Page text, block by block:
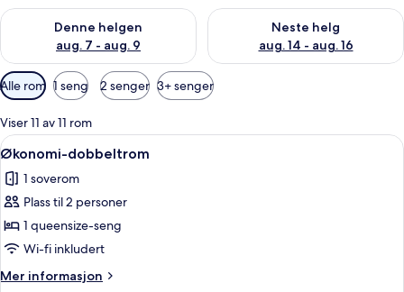
Denne helgen
aug. 7 - aug. 9
Sjekk tilgjengelighet for denne helgen, aug. 7 - aug. 9
Neste helg
aug. 14 - aug. 16
Sjekk tilgjengelighet for neste
Tilgjengelige
filtre
for
rom
Alle rom 1 seng 2 senger 3+ senger
Viser 11 av 11 rom
Åpne
alle
bildene
av
Økonomi-
dobbeltrom
Økonomi-dobbeltrom | Safe på
7
Økonomi-dobbeltrom
1 soverom
Plass til 2 personer
1 queensize-seng
Wi-fi inkludert
Mer informasjon
Mer